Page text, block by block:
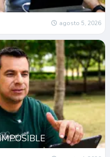
agosto 5, 2026